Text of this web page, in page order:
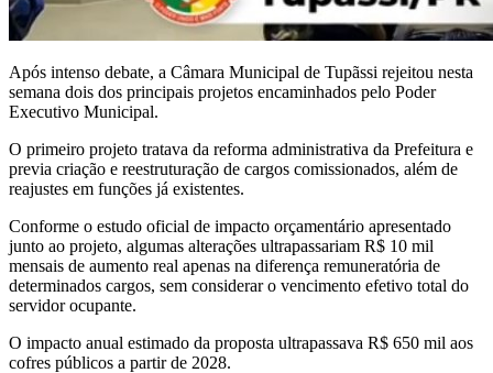
Após intenso debate, a Câmara Municipal de Tupãssi rejeitou nesta
semana dois dos principais projetos encaminhados pelo Poder
Executivo Municipal.
O primeiro projeto tratava da reforma administrativa da Prefeitura e
previa criação e reestruturação de cargos comissionados, além de
reajustes em funções já existentes.
Conforme o estudo oficial de impacto orçamentário apresentado
junto ao projeto, algumas alterações ultrapassariam R$ 10 mil
mensais de aumento real apenas na diferença remuneratória de
determinados cargos, sem considerar o vencimento efetivo total do
servidor ocupante.
O impacto anual estimado da proposta ultrapassava R$ 650 mil aos
cofres públicos a partir de 2028.